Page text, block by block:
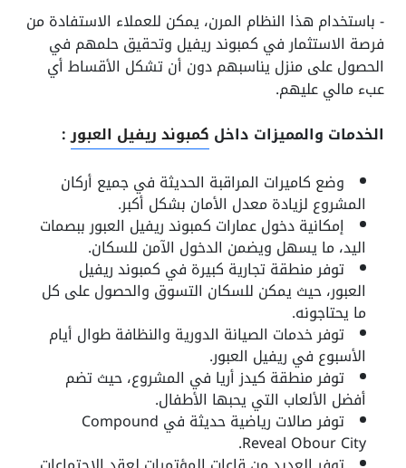
- باستخدام هذا النظام المرن، يمكن للعملاء الاستفادة من
فرصة الاستثمار في كمبوند ريفيل وتحقيق حلمهم في
الحصول على منزل يناسبهم دون أن تشكل الأقساط أي
عبء مالي عليهم.
الخدمات والمميزات داخل كمبوند ريفيل العبور:
وضع كاميرات المراقبة الحديثة في جميع أركان
المشروع لزيادة معدل الأمان بشكل أكبر.
إمكانية دخول عمارات كمبوند ريفيل العبور ببصمات
اليد، ما يسهل ويضمن الدخول الآمن للسكان.
توفر منطقة تجارية كبيرة في كمبوند ريفيل
العبور، حيث يمكن للسكان التسوق والحصول على كل
ما يحتاجونه.
توفر خدمات الصيانة الدورية والنظافة طوال أيام
الأسبوع في ريفيل العبور.
توفر منطقة كيدز أريا في المشروع، حيث تضم
أفضل الألعاب التي يحبها الأطفال.
توفر صالات رياضية حديثة في Compound
Reveal Obour City.